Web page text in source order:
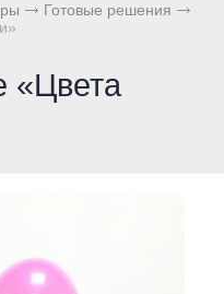
Готовые решения
«Цвета